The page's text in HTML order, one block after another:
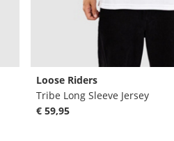
Loose Riders
Tribe Long Sleeve Jersey
€ 59,95